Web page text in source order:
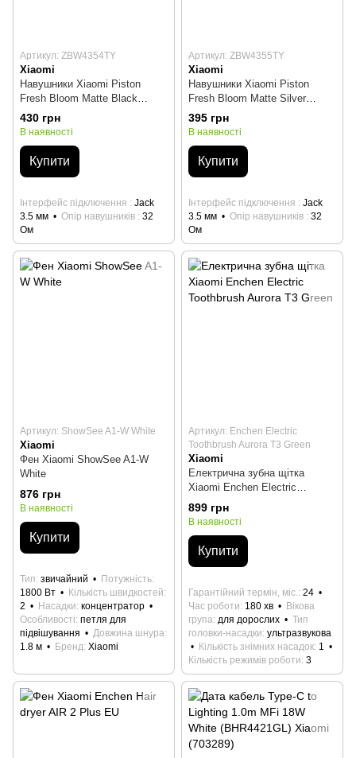
Артикул: ZBW4354TY
Xiaomi
Навушники Xiaomi Piston
Fresh Bloom Matte Black
(ZBW4354TY)
430 грн
В наявності
Купити
Інтерфейс підключення
Jack
3.5 мм
Опір навушників
32
Ом
Артикул: ZBW4355TY
Xiaomi
Навушники Xiaomi Piston
Fresh Bloom Matte Silver
(ZBW4355TY)
395 грн
В наявності
Купити
Інтерфейс підключення
Jack
3.5 мм
Опір навушників
32
Ом
Артикул: ShowSee A1-W White
Xiaomi
Фен Xiaomi ShowSee A1-W
White
876 грн
В наявності
Купити
Тип звичайний
Потужність
1800 Вт
Кількість швидкостей
2
Насадки концентратор
Особливості петля для
підвішування
Довжина шнура
1.8 м
Бренд Xiaomi
Артикул: Enchen Electric
Toothbrush Aurora T3 Green
Xiaomi
Електрична зубна щітка
Xiaomi Enchen Electric
Toothbrush Aurora T3 Green
899 грн
В наявності
Купити
Гарантійний термін, міс.
24
Час роботи 180 хв
Вікова
група для дорослих
Тип
головки-насадки ультразвукова
Кількість знімних насадок 1
Кількість режимів роботи 3